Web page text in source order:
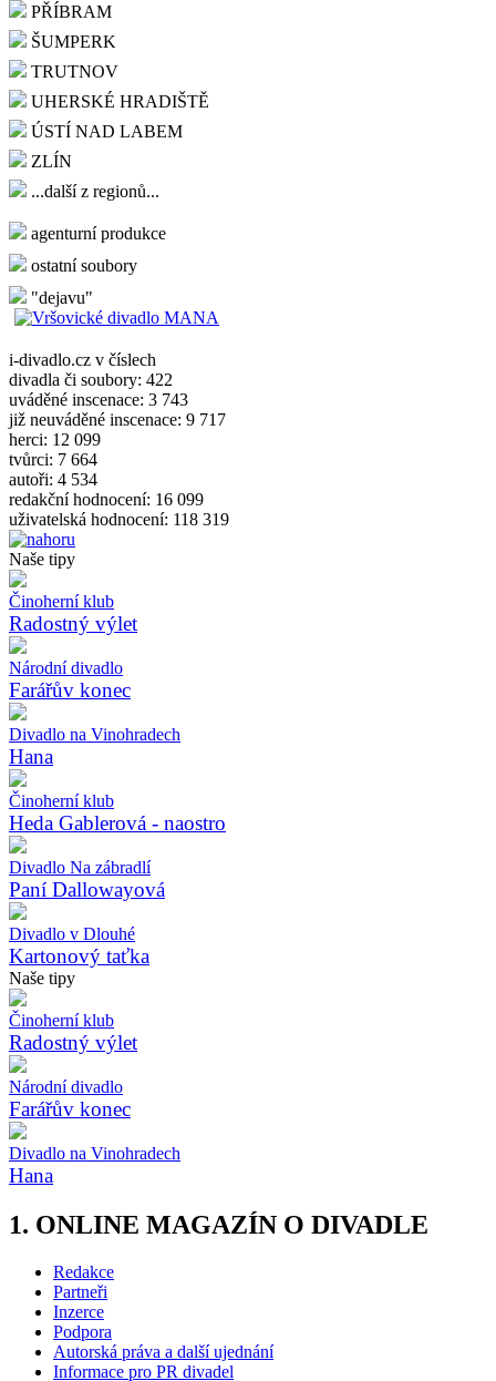
PŘÍBRAM
ŠUMPERK
TRUTNOV
UHERSKÉ HRADIŠTĚ
ÚSTÍ NAD LABEM
ZLÍN
...další z regionů...
agenturní produkce
ostatní soubory
"dejavu"
i-divadlo.cz v číslech
divadla či soubory: 422
uváděné inscenace: 3 743
již neuváděné inscenace: 9 717
herci: 12 099
tvůrci: 7 664
autoři: 4 534
redakční hodnocení: 16 099
uživatelská hodnocení: 118 319
Naše tipy
Činoherní klub
Radostný výlet
Národní divadlo
Farářův konec
Divadlo na Vinohradech
Hana
Činoherní klub
Heda Gablerová - naostro
Divadlo Na zábradlí
Paní Dallowayová
Divadlo v Dlouhé
Kartonový taťka
Naše tipy
Činoherní klub
Radostný výlet
Národní divadlo
Farářův konec
Divadlo na Vinohradech
Hana
1. ONLINE MAGAZÍN O DIVADLE
Redakce
Partneři
Inzerce
Podpora
Autorská práva a další ujednání
Informace pro PR divadel